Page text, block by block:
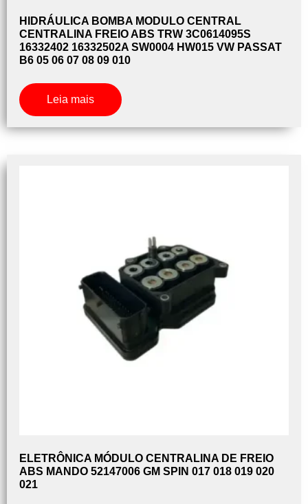
HIDRÁULICA BOMBA MODULO CENTRAL
CENTRALINA FREIO ABS TRW 3C0614095S
16332402 16332502A SW0004 HW015 VW PASSAT
B6 05 06 07 08 09 010
Leia mais
ELETRÔNICA MÓDULO CENTRALINA DE FREIO
ABS MANDO 52147006 GM SPIN 017 018 019 020
021